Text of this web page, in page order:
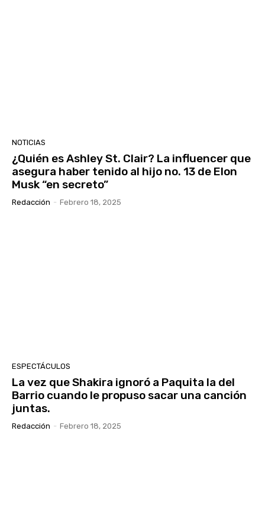
NOTICIAS
¿Quién es Ashley St. Clair? La influencer que
asegura haber tenido al hijo no. 13 de Elon
Musk “en secreto”
Redacción - Febrero 18, 2025
ESPECTÁCULOS
La vez que Shakira ignoró a Paquita la del
Barrio cuando le propuso sacar una canción
juntas.
Redacción - Febrero 18, 2025